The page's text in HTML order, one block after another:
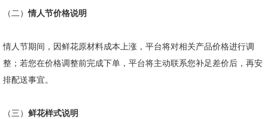
（二）情人节价格说明
情人节期间，因鲜花原材料成本上涨，平台将对相关产品价格进行调
整；若您在价格调整前完成下单，平台将主动联系您补足差价后，再安
排配送事宜。
（三） 鲜花样式说明